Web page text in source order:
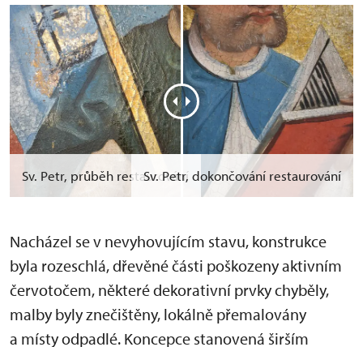
Sv. Petr, průběh restaurováníSv. Petr, dokončování restaurování
Nacházel se v nevyhovujícím stavu, konstrukce
byla rozeschlá, dřevěné části poškozeny aktivním
červotočem, některé dekorativní prvky chyběly,
malby byly znečištěny, lokálně přemalovány
a místy odpadlé. Koncepce stanovená širším